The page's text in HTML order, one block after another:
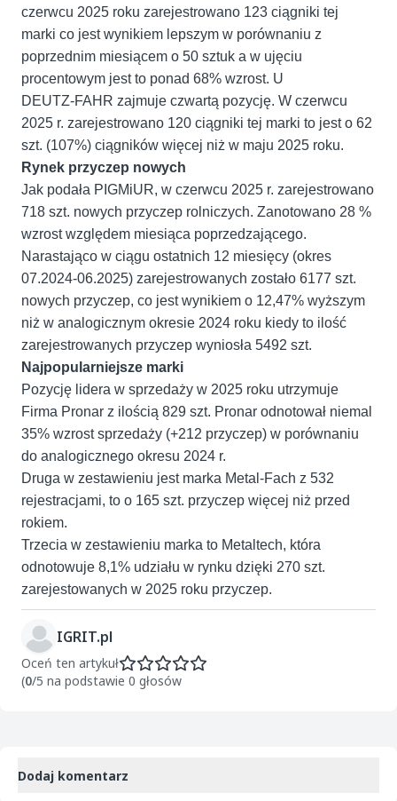
czerwcu 2025 roku zarejestrowano 123 ciągniki tej
marki co jest wynikiem lepszym w porównaniu z
poprzednim miesiącem o 50 sztuk a w ujęciu
procentowym jest to ponad 68% wzrost. U
DEUTZ-FAHR zajmuje czwartą pozycję. W czerwcu
2025 r. zarejestrowano 120 ciągniki tej marki to jest o 62
szt. (107%) ciągników więcej niż w maju 2025 roku.
Rynek przyczep nowych
Jak podała PIGMiUR, w czerwcu 2025 r. zarejestrowano
718 szt. nowych przyczep rolniczych. Zanotowano 28 %
wzrost względem miesiąca poprzedzającego.
Narastająco w ciągu ostatnich 12 miesięcy (okres
07.2024-06.2025) zarejestrowanych zostało 6177 szt.
nowych przyczep, co jest wynikiem o 12,47% wyższym
niż w analogicznym okresie 2024 roku kiedy to ilość
zarejestrowanych przyczep wyniosła 5492 szt.
Najpopularniejsze marki
Pozycję lidera w sprzedaży w 2025 roku utrzymuje
Firma Pronar z ilością 829 szt. Pronar odnotował niemal
35% wzrost sprzedaży (+212 przyczep) w porównaniu
do analogicznego okresu 2024 r.
Druga w zestawieniu jest marka Metal-Fach z 532
rejestracjami, to o 165 szt. przyczep więcej niż przed
rokiem.
Trzecia w zestawieniu marka to Metaltech, która
odnotowuje 8,1% udziału w rynku dzięki 270 szt.
zarejestowanych w 2025 roku przyczep.
IGRIT.pl
Oceń ten artykuł
(0/5 na podstawie 0 głosów
Dodaj komentarz